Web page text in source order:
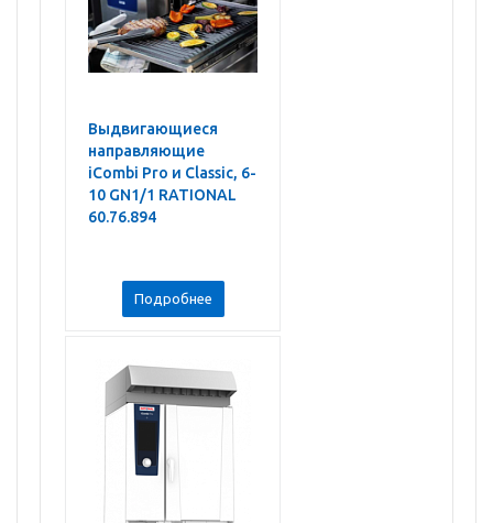
Выдвигающиеся
направляющие
iCombi Pro и Classic, 6-
10 GN1/1 RATIONAL
60.76.894
Подробнее